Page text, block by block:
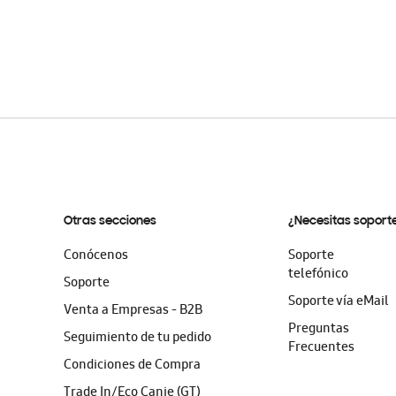
Otras secciones
Conócenos
Soporte
Venta a Empresas - B2B
Seguimiento de tu pedido
Condiciones de Compra
¿Necesitas
Soporte
telefónico
Soporte vía eMail
Preguntas
Frecuentes